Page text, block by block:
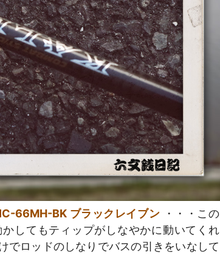
66MH-BK ブラックレイブン ・・・この
してもティップがしなやかに動いてくれ
でロッドのしなりでバスの引きをいなして